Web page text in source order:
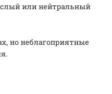
или нейтральный
но неблагоприятные